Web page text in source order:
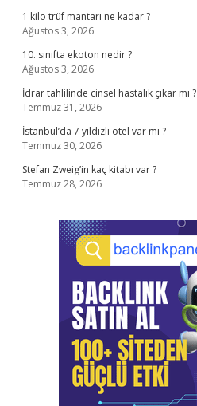
1 kilo trüf mantarı ne kadar ?
Ağustos 3, 2026
10. sınıfta ekoton nedir ?
Ağustos 3, 2026
İdrar tahlilinde cinsel hastalık çıkar mı ?
Temmuz 31, 2026
İstanbul’da 7 yıldızlı otel var mı ?
Temmuz 30, 2026
Stefan Zweig’in kaç kitabı var ?
Temmuz 28, 2026